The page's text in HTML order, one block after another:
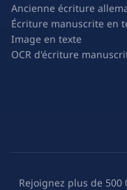
Ancienne écriture
Écriture manuscrite en
Image en texte
OCR d'écriture
Rejoignez plus de